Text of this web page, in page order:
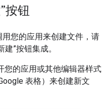
按钮
您的应用来创建文件，请
”按钮集成。
您的应用或其他编辑器样式
表格）来创建新文